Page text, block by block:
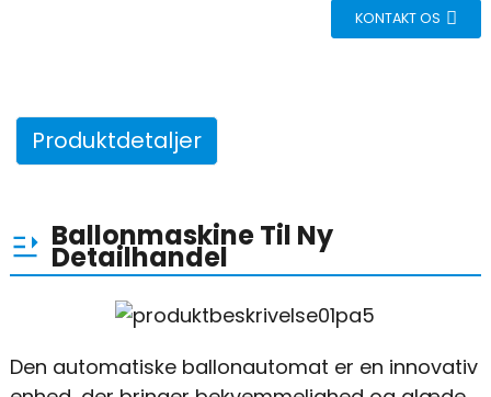
KONTAKT OS
Produktdetaljer
Ballonmaskine Til Ny
Detailhandel
Den automatiske ballonautomat er en innovativ